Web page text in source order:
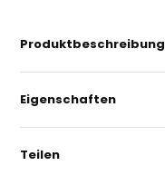
Produktbeschreibung
Eigenschaften
Teilen